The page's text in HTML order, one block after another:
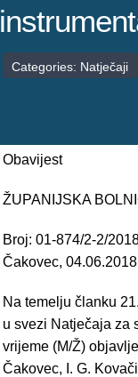
PALIJATIVNA SKRB
Categories: Natječaji
Obavijest
ŽUPANIJSKA
Broj: 01-874/2-2/
Čakovec,
Na temelju članku
u svezi Natječaja za
vrijeme (M/Ž)
Čakovec, I. G.